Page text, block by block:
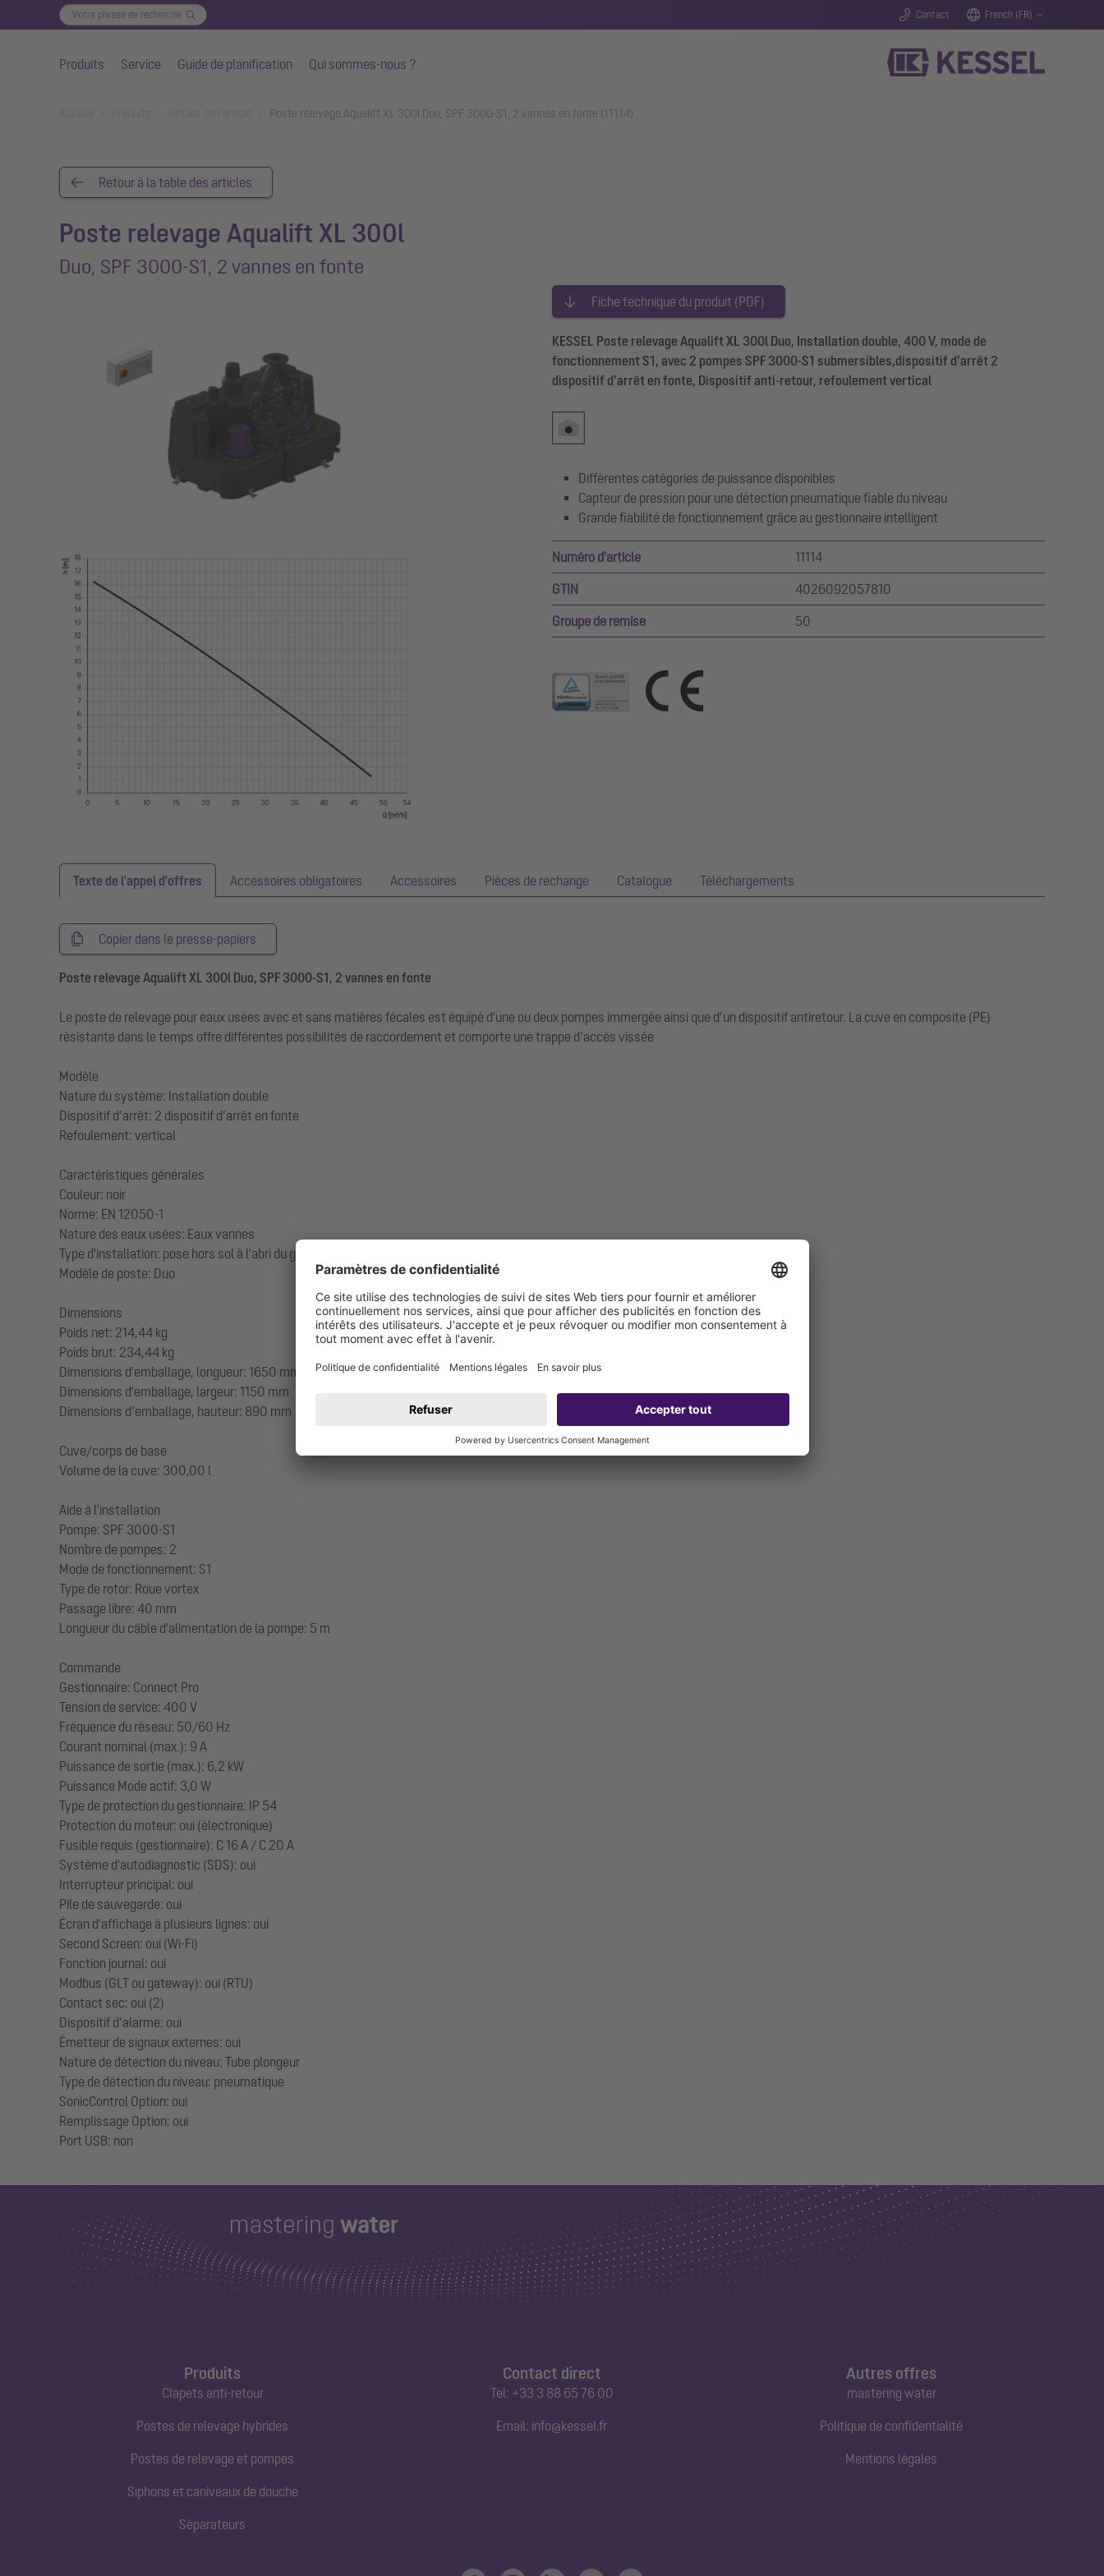
Contact French (FR)
Produits Service Guide de planification Qui sommes-nous ?
Poste relevage Aqualift XL 300l Duo, SPF 3000-S1, 2 vannes en fonte (11114)
Retour à la table des articles
Poste relevage Aqualift XL 300l
Duo, SPF 3000-S1, 2 vannes en fonte
Fiche technique du produit (PDF)
KESSEL Poste relevage Aqualift XL 300l Duo, Installation double, 400 V, mode de
fonctionnement S1, avec 2 pompes SPF 3000-S1 submersibles,dispositif d’arrêt 2
dispositif d’arrêt en fonte, Dispositif anti-retour, refoulement vertical
Différentes catégories de puissance disponibles
Capteur de pression pour une détection pneumatique fiable du niveau
Grande fiabilité de fonctionnement grâce au gestionnaire intelligent
Numéro d'article 11114
GTIN 4026092057810
Groupe de remise 50
Texte de l'appel d'offres Accessoires obligatoires Accessoires Pièces de rechange Catalogue Téléchargements
Copier dans le presse-papiers
Poste relevage Aqualift XL 300l Duo, SPF 3000-S1, 2 vannes en fonte
Le poste de relevage pour eaux usées avec et sans matières fécales est équipé d'une ou deux pompes immergée ainsi que d’un dispositif antiretour. La cuve en composite (PE)
résistante dans le temps offre différentes possibilités de raccordement et comporte une trappe d’accès vissée
Modèle
Nature du système: Installation double
Dispositif d’arrêt: 2 dispositif d’arrêt en fonte
Refoulement: vertical
Caractéristiques générales
Couleur: noir
Norme: EN 12050-1
Nature des eaux usées: Eaux vannes
Type d'installation: pose hors sol à l'abri du gel
Modèle de poste: Duo
Dimensions
Poids net: 214,44 kg
Poids brut: 234,44 kg
Dimensions d'emballage, longueur: 1650 mm
Dimensions d'emballage, largeur: 1150 mm
Dimensions d’emballage, hauteur: 890 mm
Cuve/corps de base
Volume de la cuve: 300,00 l
Aide à l'installation
Pompe: SPF 3000-S1
Nombre de pompes: 2
Mode de fonctionnement: S1
Type de rotor: Roue vortex
Passage libre: 40 mm
Longueur du câble d'alimentation de la pompe: 5 m
Commande
Gestionnaire: Connect Pro
Tension de service: 400 V
Fréquence du réseau: 50/60 Hz
Courant nominal (max.): 9 A
Puissance de sortie (max.): 6,2 kW
Puissance Mode actif: 3,0 W
Type de protection du gestionnaire: IP 54
Protection du moteur: oui (électronique)
Fusible requis (gestionnaire): C 16 A / C 20 A
Système d'autodiagnostic (SDS): oui
Interrupteur principal: oui
Pile de sauvegarde: oui
Écran d'affichage à plusieurs lignes: oui
Second Screen: oui (Wi-Fi)
Fonction journal: oui
Modbus (GLT ou gateway): oui (RTU)
Contact sec: oui (2)
Dispositif d’alarme: oui
Émetteur de signaux externes: oui
Nature de détection du niveau: Tube plongeur
Type de détection du niveau: pneumatique
SonicControl Option: oui
Remplissage Option: oui
Produits
Clapets anti-retour
Postes de relevage hybrides
Postes de relevage et pompes
Siphons et caniveaux de douche
Séparateurs
Contact direct
Tel: +33 3 88 65 76 00
Email: info@kessel.fr
Autres offres
mastering water
Politique de confidentialité
Mentions légales